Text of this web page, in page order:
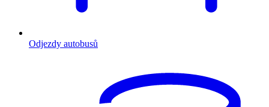
Odjezdy autobusů